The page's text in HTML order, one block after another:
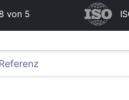
von 5